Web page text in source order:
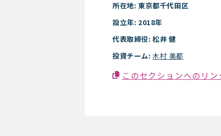
所在地: 東京都千代田区
設立年: 2018年
代表取締役: 松井 健
投資チーム:木村 美都
このセクションへのリ